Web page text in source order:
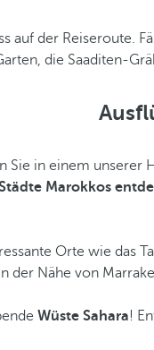
auf der Reiseroute.
die Saaditen-
Sie in einem unserer
Marokkos
Orte wie das
der Nähe von
Wüste Sahara!